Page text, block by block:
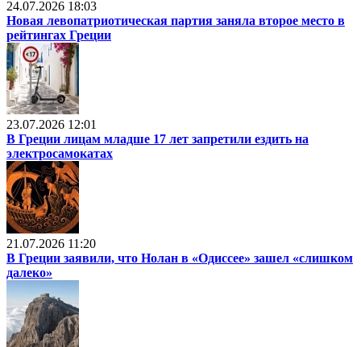
24.07.2026 18:03
Новая левопатриотическая партия заняла второе место в
рейтингах Греции
23.07.2026 12:01
В Греции лицам младше 17 лет запретили ездить на
электросамокатах
21.07.2026 11:20
В Греции заявили, что Нолан в «Одиссее» зашел «слишком
далеко»